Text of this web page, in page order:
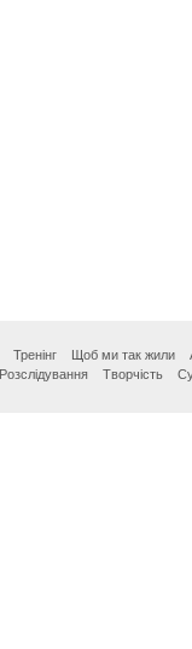
Тренінг Щоб ми так жили
Розслідування Творчість